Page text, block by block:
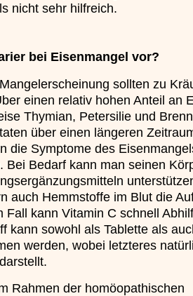
nicht sehr hilfreich.
bei Eisenmangel vor?
sollten zu
einen relativ hohen Anteil an
Thymian, Petersilie und
über einen längeren
die Symptome des
Bei Bedarf kann man seinen
auch Hemmstoffe im Blut die
Fall kann Vitamin C schnell
kann sowohl als Tablette als
werden, wobei letzteres
Rahmen der homöopathischen